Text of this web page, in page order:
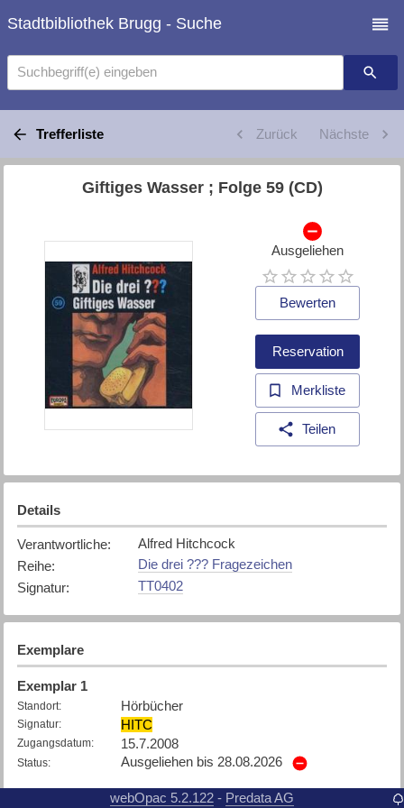
Stadtbibliothek Brugg - Suche
Suchbegriff(e) eingeben
Trefferliste Zurück Nächste
Giftiges Wasser ; Folge 59 (CD)
Ausgeliehen
Bewerten
Reservation
Merkliste
Teilen
Details
Verantwortliche:
Alfred Hitchcock
Reihe:
Die drei ??? Fragezeichen
Signatur: TT0402
Exemplare
Exemplar 1
Standort: Hörbücher
Signatur: HITC
Zugangsdatum: 15.7.2008
Status: Ausgeliehen bis 28.08.2026
webOpac 5.2.122 - Predata AG